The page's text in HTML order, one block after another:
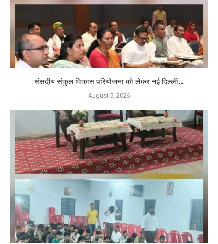
संसदीय संकुल विकास परियोजना को लेकर नई दिल्ली...
August 5, 2026